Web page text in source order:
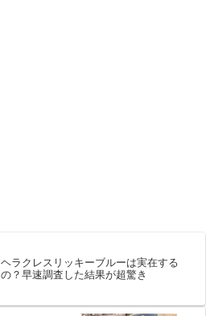
ヘラクレスリッキーブルーは実在する
の？早速調査した結果が超驚き